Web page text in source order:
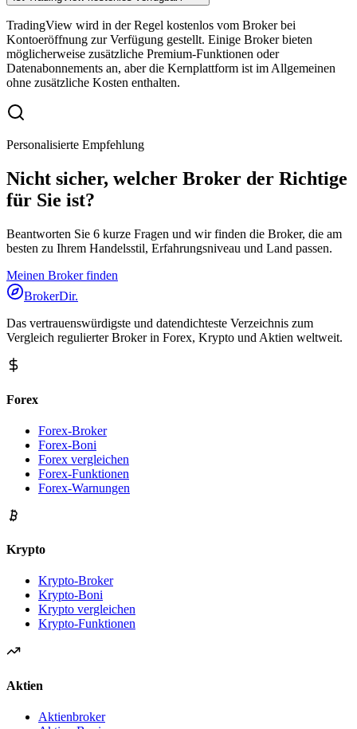
TradingView wird in der Regel kostenlos vom Broker bei
Kontoeröffnung zur Verfügung gestellt. Einige Broker bieten
möglicherweise zusätzliche Premium-Funktionen oder
Datenabonnements an, aber die Kernplattform ist im Allgemeinen
ohne zusätzliche Kosten enthalten.
Personalisierte Empfehlung
Nicht sicher, welcher Broker der Richtige
für Sie ist?
Beantworten Sie 6 kurze Fragen und wir finden die Broker, die am
besten zu Ihrem Handelsstil, Erfahrungsniveau und Land passen.
Meinen Broker finden
BrokerDir.
Das vertrauenswürdigste und datendichteste Verzeichnis zum
Vergleich regulierter Broker in Forex, Krypto und Aktien weltweit.
Forex
Forex-Broker
Forex-Boni
Forex vergleichen
Forex-Funktionen
Forex-Warnungen
Krypto
Krypto-Broker
Krypto-Boni
Krypto vergleichen
Krypto-Funktionen
Aktien
Aktienbroker